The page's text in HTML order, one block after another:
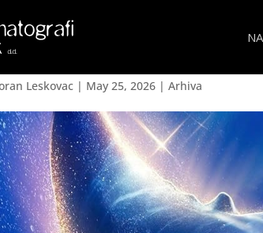
grbavog kita-Last
Leskovac | May 25, 2026 |Arhiva